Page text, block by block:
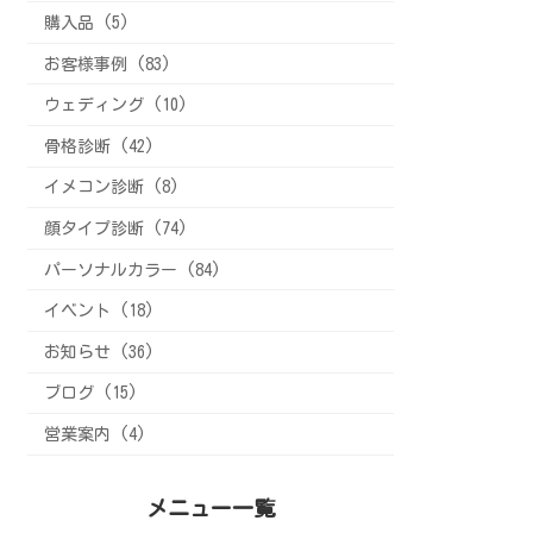
購入品 (5)
お客様事例 (83)
ウェディング (10)
骨格診断 (42)
イメコン診断 (8)
顔タイプ診断 (74)
パーソナルカラー (84)
イベント (18)
お知らせ (36)
ブログ (15)
営業案内 (4)
メニュー一覧